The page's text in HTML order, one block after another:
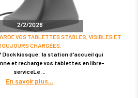
2/2/2026
VOS TABLETTES STABLES, VISIBLES ET
CHARGÉES.
Dock kiosque : la station d'accueil qui
et recharge vos tablettes en libre-
serviceLe
En savoir plus